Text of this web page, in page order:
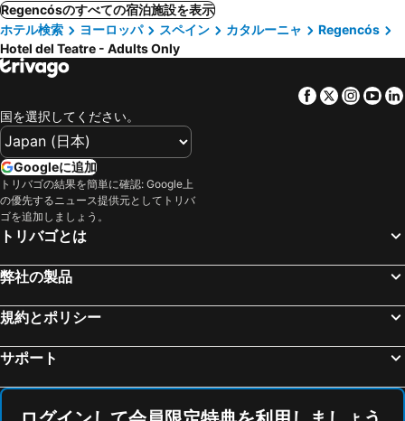
Regencósのすべての宿泊施設を表示
ホテル検索
ヨーロッパ スペイン カタルーニャ
Regencós
Hotel del Teatre - Adults Only
Facebook
Twitter
国を選択してください。
Googleに追加
トリバゴの結果を簡単に確認: Google上
の優先するニュース提供元としてトリバ
ゴを追加しましょう。
トリバゴとは
弊社の製品
規約とポリシー
サポート